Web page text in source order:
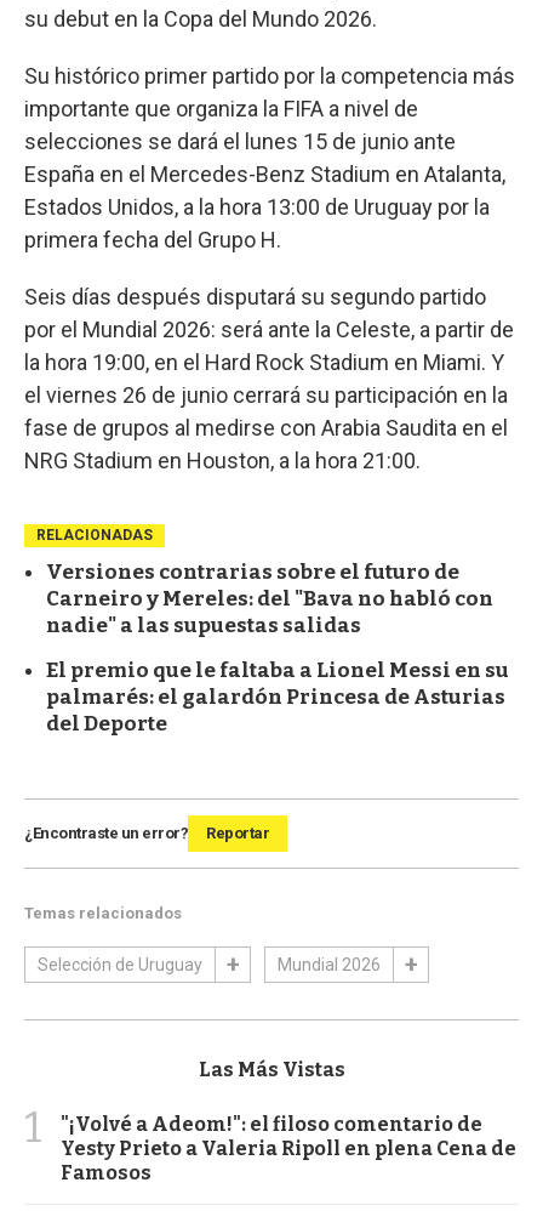
su debut en la Copa del Mundo 2026.
Su histórico primer partido por la competencia más
importante que organiza la FIFA a nivel de
selecciones se dará el lunes 15 de junio ante
España en el Mercedes-Benz Stadium en Atalanta,
Estados Unidos, a la hora 13:00 de Uruguay por la
primera fecha del Grupo H.
Seis días después disputará su segundo partido
por el Mundial 2026: será ante la Celeste, a partir de
la hora 19:00, en el Hard Rock Stadium en Miami. Y
el viernes 26 de junio cerrará su participación en la
fase de grupos al medirse con Arabia Saudita en el
NRG Stadium en Houston, a la hora 21:00.
RELACIONADAS
Versiones contrarias sobre el futuro de
Carneiro y Mereles: del "Bava no habló con
nadie" a las supuestas salidas
El premio que le faltaba a Lionel Messi en su
palmarés: el galardón Princesa de Asturias
del Deporte
¿Encontraste un error? Reportar
Temas relacionados
Selección de Uruguay Mundial 2026
Las Más Vistas
1
"¡Volvé a Adeom!": el filoso comentario de
Yesty Prieto a Valeria Ripoll en plena Cena de
Famosos